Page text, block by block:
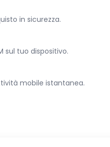
in sicurezza.
sul tuo dispositivo.
mobile istantanea.